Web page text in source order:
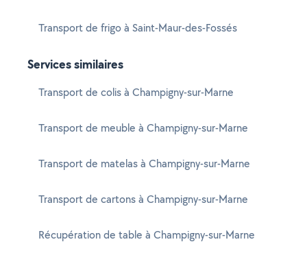
Transport de frigo à Saint-Maur-des-Fossés
Services similaires
Transport de colis à Champigny-sur-Marne
Transport de meuble à Champigny-sur-Marne
Transport de matelas à Champigny-sur-Marne
Transport de cartons à Champigny-sur-Marne
Récupération de table à Champigny-sur-Marne